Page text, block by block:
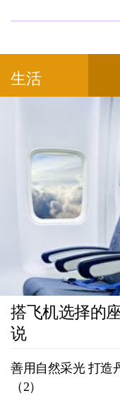
生活
搭飞机选择的
说
善用自然采光 打造
（2）